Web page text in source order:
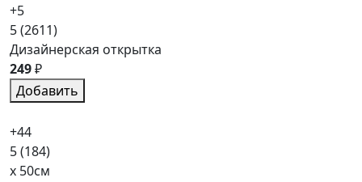
+5
5(2611)
Дизайнерская открытка
249₽
Добавить
+44
5(184)
x 50см